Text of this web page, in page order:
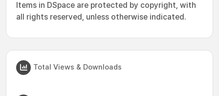
Items in DSpace are protected by copyright, with
all rights reserved, unless otherwise indicated.
Total Views & Downloads